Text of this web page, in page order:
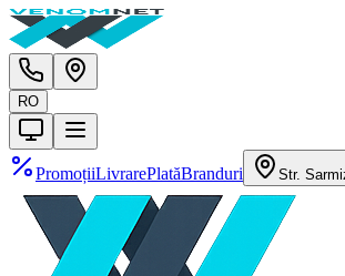
RO
PromoțiiLivrarePlatăBranduri Str.